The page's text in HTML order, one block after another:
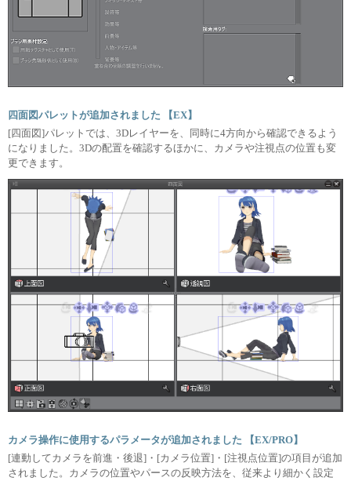
四面図パレットが追加されました 【EX】
[四面図]パレットでは、3Dレイヤーを、同時に4方向から確認できるよう
になりました。3Dの配置を確認するほかに、カメラや注視点の位置も変
更できます。
カメラ操作に使用するパラメータが追加されました 【EX/PRO】
[連動してカメラを前進・後退]・[カメラ位置]・[注視点位置]の項目が追加
されました。カメラの位置やパースの反映方法を、従来より細かく設定